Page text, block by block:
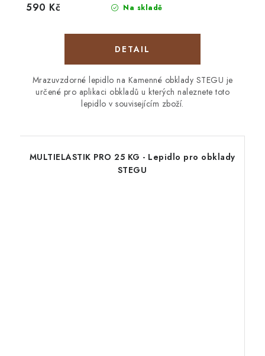
Na skladě
590 Kč
Mrazuvzdorné lepidlo na Kamenné obklady STEGU je
určené pro aplikaci obkladů u kterých naleznete toto
lepidlo v souvisejícím zboží.
MULTIELASTIK PRO 25 KG - Lepidlo pro obklady
STEGU